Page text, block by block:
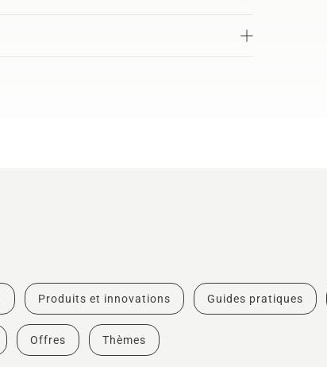
Produits et innovations Guides pratiques
Offres Thèmes